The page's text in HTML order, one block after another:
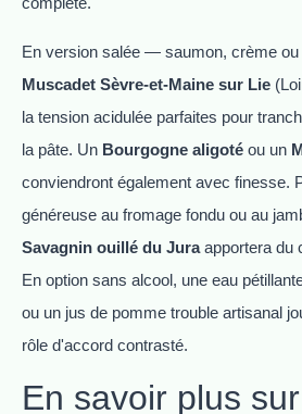
En version salée — saumon, crème
Muscadet Sèvre-et-Maine sur Lie
la tension acidulée parfaites pour
la pâte. Un Bourgogne aligoté ou un
conviendront également avec finesse.
généreuse au fromage fondu ou au
Savagnin ouillé du Juraapportera du
En option sans alcool, une eau
ou un jus de pomme trouble artisanal
rôle d'accord contrasté.
En savoir plus